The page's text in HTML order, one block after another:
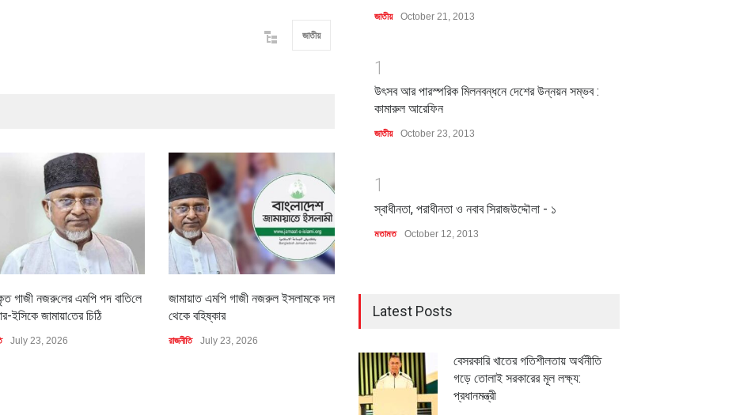
জাতীয়
গাজী নজরু‌লের এম‌পি পদ বা‌তি‌লে
ইসিকে জামায়া‌তের চি‌ঠি
July 23, 2026
জামায়াত এমপি গাজী নজরুল ইসলামকে দল
থেকে বহিষ্কার
রাজনীতি July 23, 2026
৪০০ মিলিয়ন ডলারের বিদেশি বিনিয়োগ
বাস্তবায়নের পথে
জাতীয় October 21, 2013
1
উৎসব আর পারস্পরিক মিলনবন্ধনে দেশের উন্নয়ন সম্ভব :
কামারুল আরেফিন
জাতীয় October 23, 2013
1
স্বাধীনতা, পরাধীনতা ও নবাব সিরাজউদ্দৌলা - ১
মতামত October 12, 2013
Latest Posts
বেসরকারি খাতের গতিশীলতায় অর্থনীতি
গড়ে তোলাই সরকারের মূল লক্ষ্য:
প্রধানমন্ত্রী